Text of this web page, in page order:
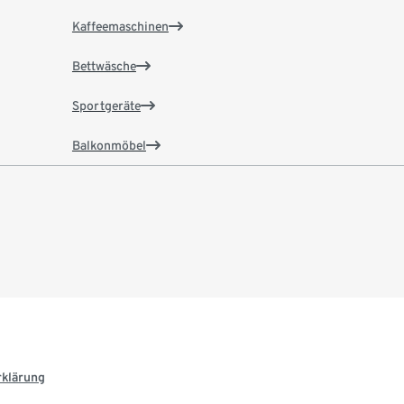
Kaffeemaschinen
Bettwäsche
Sportgeräte
Balkonmöbel